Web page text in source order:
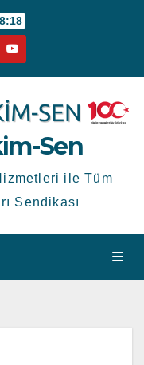
Sen
ile Tüm
Sendikası